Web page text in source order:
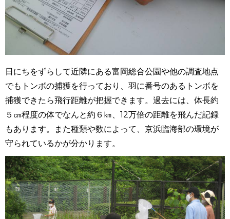
日にちをずらして近隣にある富岡総合公園や他の調査地点
でもトンボの捕獲を行っており、羽に番号のあるトンボを
捕獲できたら飛行距離が把握できます。過去には、体長約
５㎝程度の体でなんと約６㎞、12万倍の距離を飛んだ記録
もあります。また種類や数によって、京浜臨海部の環境が
守られているかが分かります。